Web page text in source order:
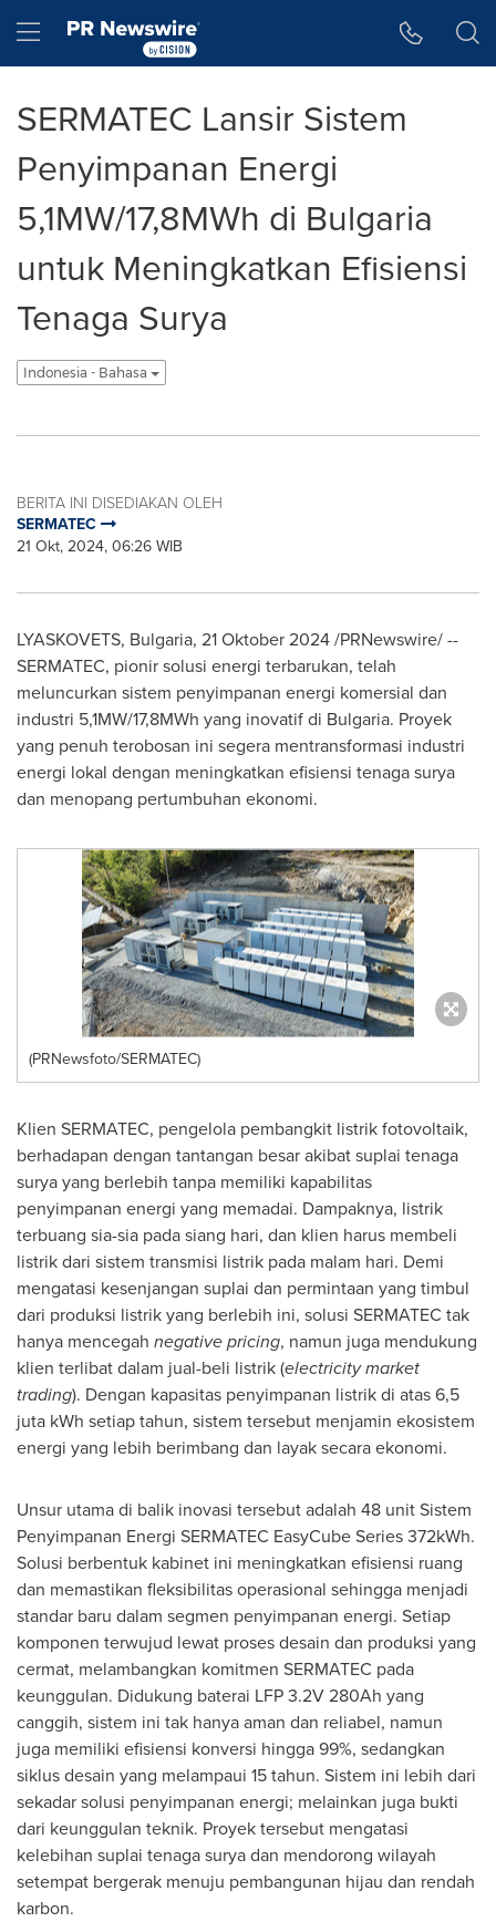
Hamburger menu
SERMATEC Lansir Sistem
Penyimpanan Energi
5,1MW/17,8MWh di Bulgaria
untuk Meningkatkan Efisiensi
Tenaga Surya
Indonesia - Bahasa
BERITA INI DISEDIAKAN OLEH
SERMATEC
21 Okt, 2024, 06:26 WIB
LYASKOVETS, Bulgaria, 21 Oktober 2024/PRNewswire/ --
SERMATEC, pionir solusi energi terbarukan, telah
meluncurkan sistem penyimpanan energi komersial dan
industri 5,1MW/17,8MWh yang inovatif di Bulgaria. Proyek
yang penuh terobosan ini segera mentransformasi industri
energi lokal dengan meningkatkan efisiensi tenaga surya
dan menopang pertumbuhan ekonomi.
(PRNewsfoto/SERMATEC)
Klien SERMATEC, pengelola pembangkit listrik fotovoltaik,
berhadapan dengan tantangan besar akibat suplai tenaga
surya yang berlebih tanpa memiliki kapabilitas
penyimpanan energi yang memadai. Dampaknya, listrik
terbuang sia-sia pada siang hari, dan klien harus membeli
listrik dari sistem transmisi listrik pada malam hari. Demi
mengatasi kesenjangan suplai dan permintaan yang timbul
dari produksi listrik yang berlebih ini, solusi SERMATEC tak
hanya mencegah negative pricing, namun juga mendukung
klien terlibat dalam jual-beli listrik (electricity market
trading). Dengan kapasitas penyimpanan listrik di atas 6,5
juta kWh setiap tahun, sistem tersebut menjamin ekosistem
energi yang lebih berimbang dan layak secara ekonomi.
Unsur utama di balik inovasi tersebut adalah 48 unit Sistem
Penyimpanan Energi SERMATEC EasyCube Series 372kWh.
Solusi berbentuk kabinet ini meningkatkan efisiensi ruang
dan memastikan fleksibilitas operasional sehingga menjadi
standar baru dalam segmen penyimpanan energi. Setiap
komponen terwujud lewat proses desain dan produksi yang
cermat, melambangkan komitmen SERMATEC pada
keunggulan. Didukung baterai LFP 3.2V 280Ah yang
canggih, sistem ini tak hanya aman dan reliabel, namun
juga memiliki efisiensi konversi hingga 99%, sedangkan
siklus desain yang melampaui 15 tahun. Sistem ini lebih dari
sekadar solusi penyimpanan energi; melainkan juga bukti
dari keunggulan teknik. Proyek tersebut mengatasi
kelebihan suplai tenaga surya dan mendorong wilayah
setempat bergerak menuju pembangunan hijau dan rendah
karbon.